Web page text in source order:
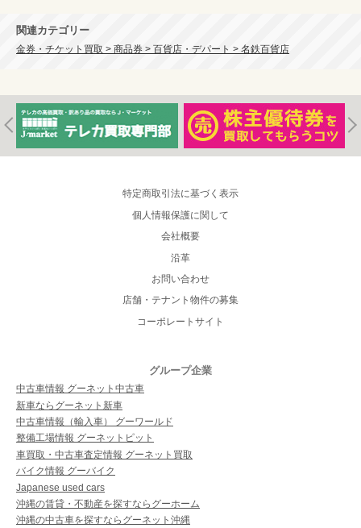
関連カテゴリー
金券・チケット買取 > 商品券 > 百貨店・デパート > 名鉄百貨店
特定商取引法に基づく表示
個人情報保護に関して
会社概要
沿革
お問い合わせ
店舗・テナント物件の募集
コーポレートサイト
グループ企業
中古車情報 グーネット中古車
新車ならグーネット新車
中古車情報（輸入車） グーワールド
整備工場情報 グーネットピット
車買取・中古車査定情報 グーネット買取
バイク情報 グーバイク
Japanese used cars
沖縄の賃貸・不動産を探すならグーホーム
沖縄の中古車を探すならグーネット沖縄